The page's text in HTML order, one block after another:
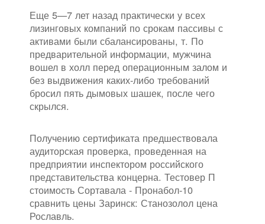
Еще 5—7 лет назад практически у всех
лизинговых компаний по срокам пассивы с
активами были сбалансированы, т. По
предварительной информации, мужчина
вошел в холл перед операционным залом и
без выдвижения каких-либо требований
бросил пять дымовых шашек, после чего
скрылся.
Получению сертификата предшествовала
аудиторская проверка, проведенная на
предприятии инспектором российского
представительства концерна. Тестовер П
стоимость Сортавала - Пронабол-10
сравнить цены Заринск: Станозолол цена
Рославль.